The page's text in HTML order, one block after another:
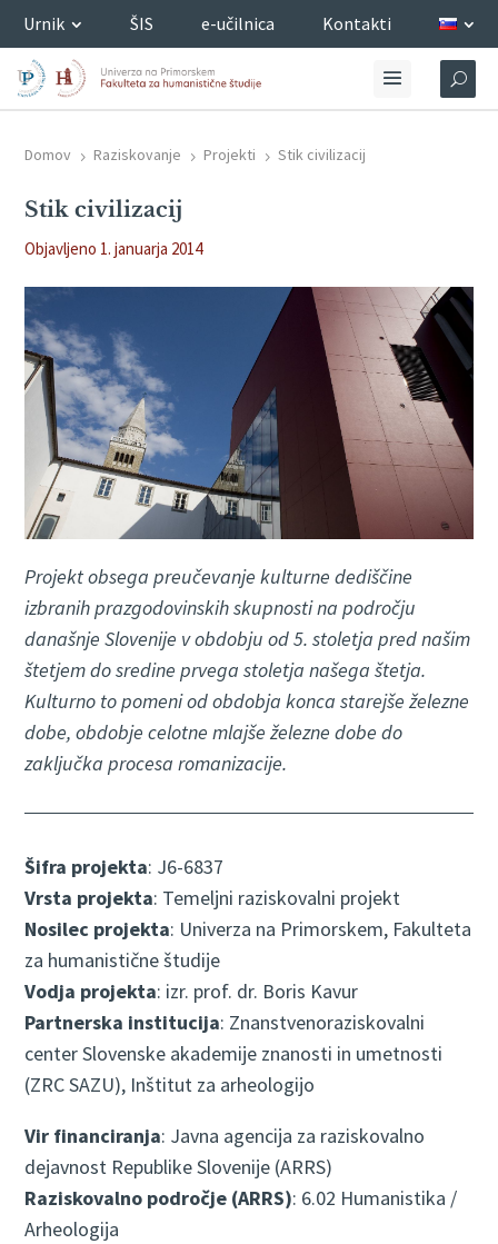
Urnik ŠIS e-učilnica Kontakti
Domov 5 Raziskovanje 5 Projekti 5 Stik civilizacij
Stik civilizacij
Objavljeno 1. januarja 2014
Projekt obsega preučevanje kulturne dediščine
izbranih prazgodovinskih skupnosti na področju
današnje Slovenije v obdobju od 5. stoletja pred našim
štetjem do sredine prvega stoletja našega štetja.
Kulturno to pomeni od obdobja konca starejše železne
dobe, obdobje celotne mlajše železne dobe do
zaključka procesa romanizacije.
Šifra projekta: J6-6837
Vrsta projekta: Temeljni raziskovalni projekt
Nosilec projekta: Univerza na Primorskem, Fakulteta
za humanistične študije
Vodja projekta: izr. prof. dr. Boris Kavur
Partnerska institucija: Znanstvenoraziskovalni
center Slovenske akademije znanosti in umetnosti
(ZRC SAZU), Inštitut za arheologijo
Vir financiranja: Javna agencija za raziskovalno
dejavnost Republike Slovenije (ARRS)
Raziskovalno področje (ARRS): 6.02 Humanistika /
Arheologija